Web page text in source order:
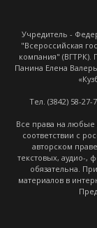
Учредитель -
"Всероссийская
компания" (ВГТРК).
Панина Елена
Тел. (3842) 58-
Все права на
соответствии с
авторском
текстовых, аудио-,
обязательна.
материалов в